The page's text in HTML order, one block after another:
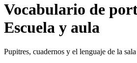
Vocabulario de
Escuela y aula
Pupitres, cuadernos y el lenguaje de la